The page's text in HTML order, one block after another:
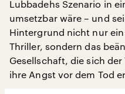
Lubbadehs Szenario in
umsetzbar wäre – und
Hintergrund nicht nur
Thriller, sondern das
Gesellschaft, die sich
ihre Angst vor dem Tod